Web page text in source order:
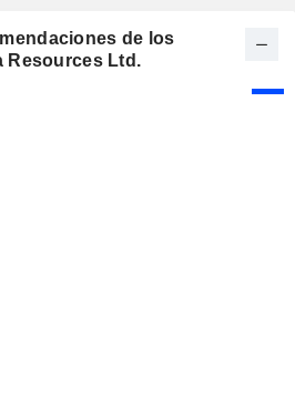
de los
Resources Ltd.